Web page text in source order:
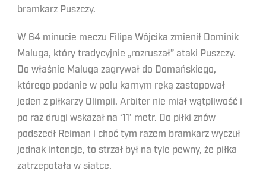
bramkarz Puszczy.
W 64 minucie meczu Filipa Wójcika zmienił Dominik
Maluga, który tradycyjnie „rozruszał” ataki Puszczy.
Do właśnie Maluga zagrywał do Domańskiego,
którego podanie w polu karnym ręką zastopował
jeden z piłkarzy Olimpii. Arbiter nie miał wątpliwość i
po raz drugi wskazał na ‘11’ metr. Do piłki znów
podszedł Reiman i choć tym razem bramkarz wyczuł
jednak intencje, to strzał był na tyle pewny, że piłka
zatrzepotała w siatce.